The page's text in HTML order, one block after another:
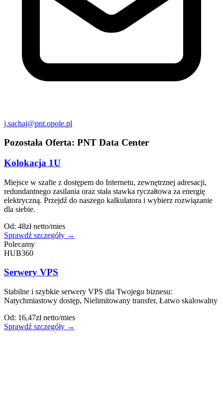
j.sachaj@pnt.opole.pl
Pozostała Oferta: PNT Data Center
Kolokacja 1U
Miejsce w szafie z dostępem do Internetu, zewnętrznej adresacji,
redundantnego zasilania oraz stała stawka ryczałtowa za energię
elektryczną. Przejdź do naszego kalkulatora i wybierz rozwiązanie
dla siebie.
Od: 48zł netto/mies
Sprawdź szczegóły →
Polecamy
HUB360
Serwery VPS
Stabilne i szybkie serwery VPS dla Twojego biznesu:
Natychmiastowy dostęp, Nielimitowany transfer, Łatwo skalowalny
Od: 16,47zł netto/mies
Sprawdź szczegóły →